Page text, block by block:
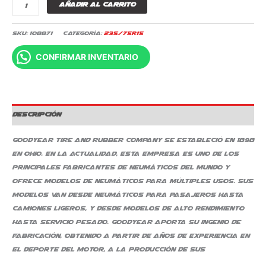
Añadir al carrito
SKU: 108871 Categoría: 235/75R15
CONFIRMAR INVENTARIO
Descripción
Goodyear Tire and Rubber Company se estableció en 1898
en Ohio. En la actualidad, esta empresa es uno de los
principales fabricantes de neumáticos del mundo y
ofrece modelos de neumáticos para múltiples usos. Sus
modelos van desde neumáticos para pasajeros hasta
camiones ligeros, y desde modelos de alto rendimiento
hasta servicio pesado. Goodyear aporta su ingenio de
fabricación, obtenido a partir de años de experiencia en
el deporte del motor, a la producción de sus